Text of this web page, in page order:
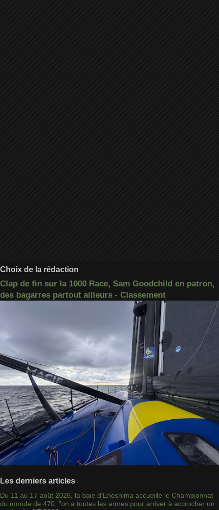
Choix de la rédaction
Clap de fin sur la 1000 Race, Sam Goodchild en patron,
des bagarres partout ailleurs - Classement
Les derniers articles
Du 11 au 17 août 2026, la baie d'Enoshima accueille le Championnat
du monde de 470, "on a toutes les armes pour arriver à accrocher un